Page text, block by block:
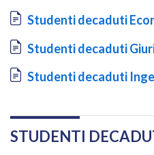
Document
Studenti decaduti
Document
Studenti decaduti
Document
Studenti decaduti
STUDENTI